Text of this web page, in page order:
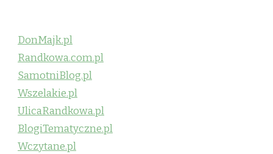
DonMajk.pl
Randkowa.com.pl
SamotniBlog.pl
Wszelakie.pl
UlicaRandkowa.pl
BlogiTematyczne.pl
Wczytane.pl